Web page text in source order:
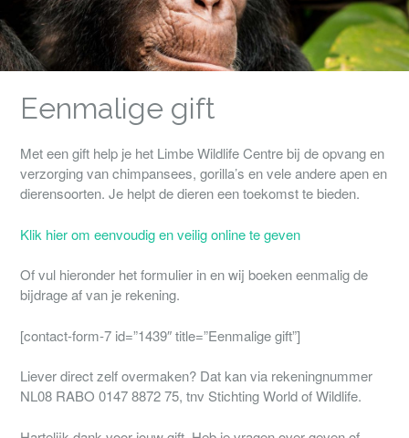
Eenmalige gift
Met een gift help je het Limbe Wildlife Centre bij de opvang en
verzorging van chimpansees, gorilla’s en vele andere apen en
dierensoorten. Je helpt de dieren een toekomst te bieden.
Klik hier om eenvoudig en veilig online te geven
Of vul hieronder het formulier in en wij boeken eenmalig de
bijdrage af van je rekening.
[contact-form-7 id=”1439″ title=”Eenmalige gift”]
Liever direct zelf overmaken? Dat kan via rekeningnummer
NL08 RABO 0147 8872 75, tnv Stichting World of Wildlife.